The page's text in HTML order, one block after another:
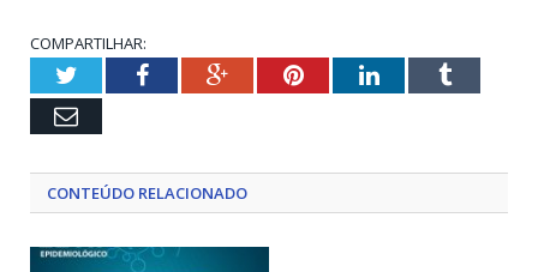
COMPARTILHAR:
TwitterFacebookGoogle+PinterestLinkedInTumblr
Email
CONTEÚDO RELACIONADO